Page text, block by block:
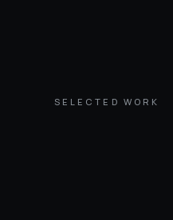
SELECTED WORK